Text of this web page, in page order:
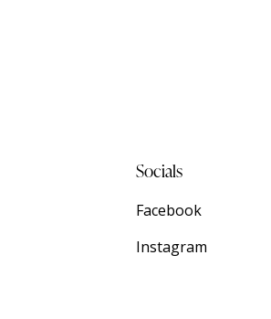
Socials
Facebook
Instagram